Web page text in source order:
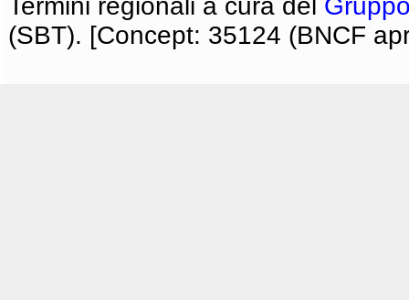
Termini regionali a cura del
(SBT). [Concept: 35124 (BNCF